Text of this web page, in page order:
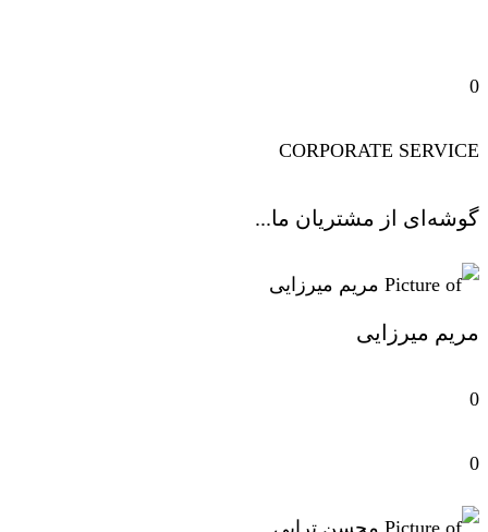
0
CORPORATE SERVICE
گوشه‌ای از مشتریان ما...
مریم میرزایی
0
0